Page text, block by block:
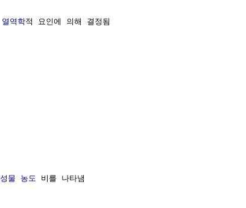
열역학적 요인에 의해 결정됨
물 농도
비를 나타냄